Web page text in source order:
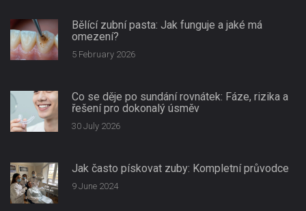
Bělící zubní pasta: Jak funguje a jaké má
omezení?
5 February 2026
Co se děje po sundání rovnátek: Fáze, rizika a
řešení pro dokonalý úsměv
30 July 2026
Jak často pískovat zuby: Kompletní průvodce
9 June 2024